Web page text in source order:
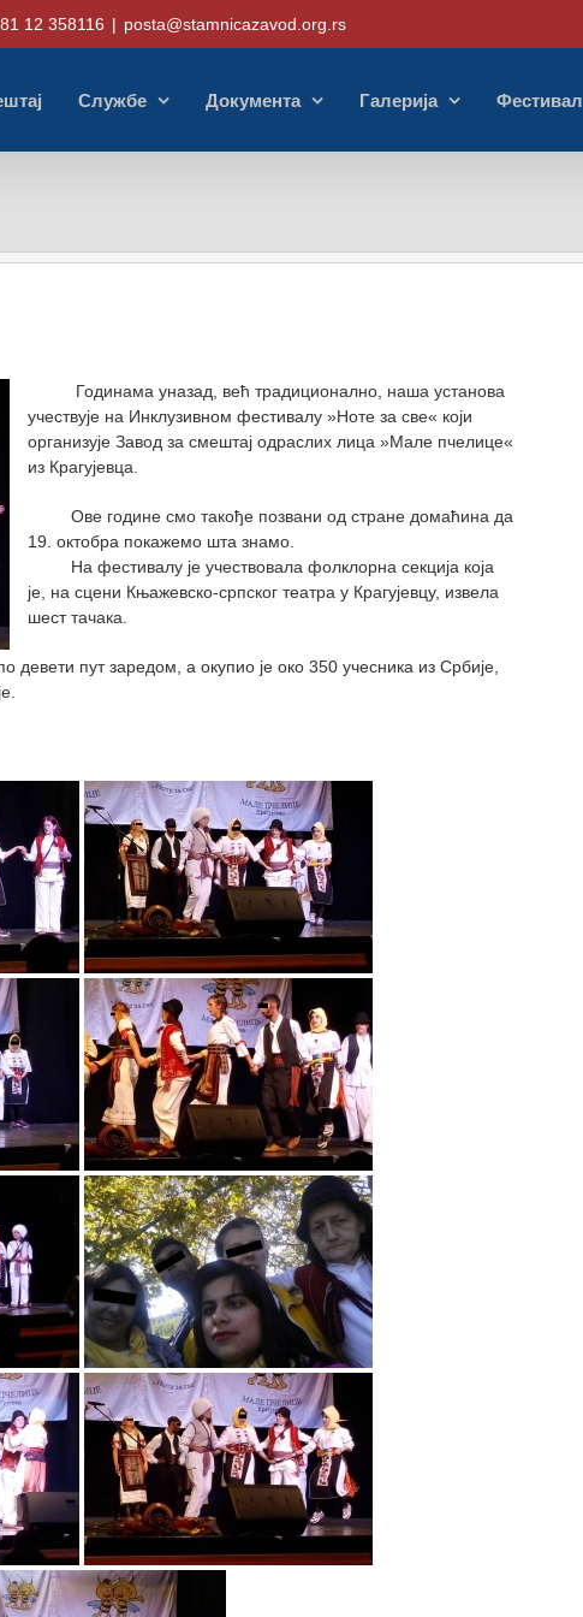
12 358116 | posta@stamnicazavod.org.rs
Службе Документа Галерија Фестивал
Годинама уназад, већ традиционално, наша установа
учествује на Инклузивном фестивалу »Ноте за све« који
организује Завод за смештај одраслих лица »Мале пчелице«
из Крагујевца.
Ове године смо такође позвани од стране домаћина да
19. октобра покажемо шта знамо.
На фестивалу је учествовала фолклорна секција која
је, на сцени Књажевско-српског театра у Крагујевцу, извела
шест тачака.
пут заредом, а окупио је око 350 учесника из Србије,